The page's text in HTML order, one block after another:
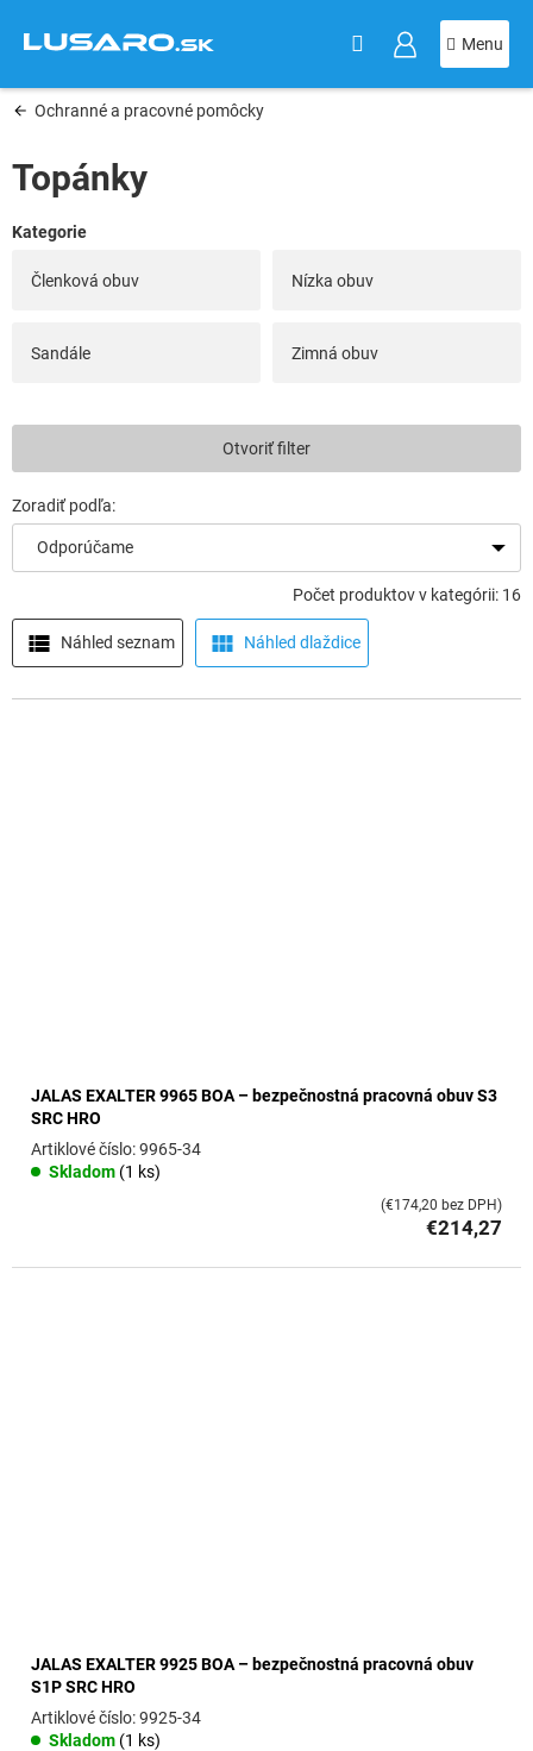
obsah
Ochranné a pracovné pomôcky
Topánky
Členková obuv Nízka obuv
Sandále Zimná obuv
Odporúčame
Počet produktov v kategórii: 16
Náhled seznam Náhled dlaždice
Otvoriť filter
V
ý
i
p
o
u
k
JALAS EXALTER 9965 BOA – bezpečnostná pracovná obuv S3
SRC HRO
Skladom (1 ks)
9965-34
€214,27
(€174,20 bez DPH)
JALAS EXALTER 9925 BOA – bezpečnostná pracovná obuv
S1P SRC HRO
Skladom (1 ks)
9925-34